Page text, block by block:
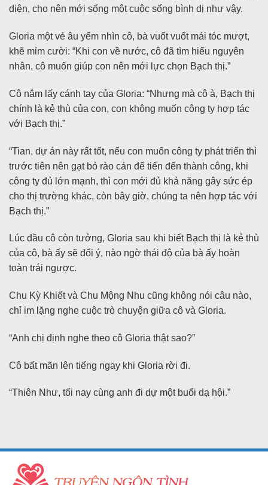
diện, cho nên mới sống một cuộc sống bình dị như vậy.
Gloria một vẻ âu yếm nhìn cô, bà vuốt vuốt mái tóc mượt,
khẽ mỉm cười: “Khi con về nước, cô đã tìm hiểu nguyên
nhân, cô muốn giúp con nên mới lực chọn Bạch thị.”
Cô nắm lấy cánh tay của Gloria: “Nhưng mà cô à, Bạch thị
chính là kẻ thù của con, con không muốn công ty hợp tác
với Bạch thị.”
“Tian, dự án này rất tốt, nếu con muốn công ty phát triển thì
trước tiên nên gạt bỏ rào cản để tiến đến thành công, khi
công ty đủ lớn mạnh, thì con mới đủ khả năng gây sức ép
cho thị trường khác, còn bây giờ, chúng ta nên hợp tác với
Bạch thị.”
Lúc đầu cô còn tưởng, Gloria sau khi biết Bạch thị là kẻ thù
của cô, bà ấy sẽ đổi ý, nào ngờ thái độ của bà ấy hoàn
toàn trái ngược.
Chu Kỳ Khiết và Chu Mộng Nhu cũng không nói câu nào,
chỉ im lặng nghe cuộc trò chuyện giữa cô và Gloria.
“Anh chị định nghe theo cô Gloria thật sao?”
Cô bất mãn lên tiếng ngay khi Gloria rời đi.
“Thiên Như, tối nay cùng anh đi dự một buổi dạ hội.”